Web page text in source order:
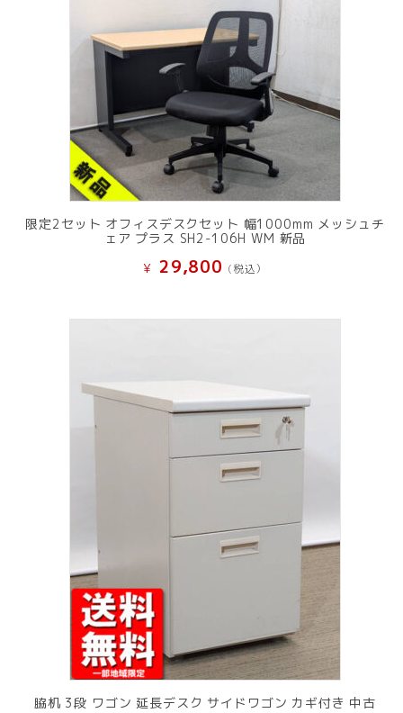
限定2セット オフィスデスクセット 幅1000mm メッシュチ
ェア プラス SH2-106H WM 新品
¥ 29,800 (税込）
脇机 3段 ワゴン 延長デスク サイドワゴン カギ付き 中古